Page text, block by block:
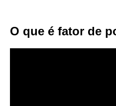
O que é fator de